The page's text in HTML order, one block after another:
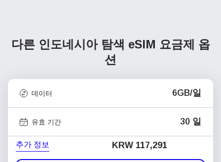
다른 인도네시아 탐색 eSIM 요금제 옵
션
데이터 6GB/일
유효 기간 30 일
추가 정보 KRW 117,291